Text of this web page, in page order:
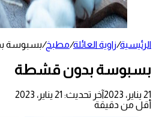
الرئيسية/زاوية العائلة/مطبخ/بسبوسة
بسبوسة بدون قشطة
21 يناير، 2023
آخر تحديث: 21 يناير، 2023
أقل من دقيقة